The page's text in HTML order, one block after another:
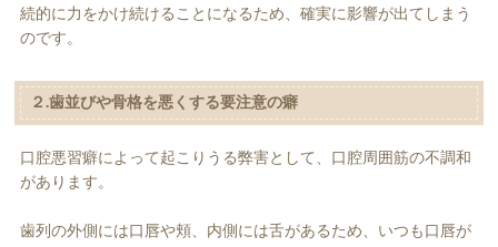
続的に力をかけ続けることになるため、確実に影響が出てしまう
のです。
２.歯並びや骨格を悪くする要注意の癖
口腔悪習癖によって起こりうる弊害として、口腔周囲筋の不調和
があります。
歯列の外側には口唇や頬、内側には舌があるため、いつも口唇が